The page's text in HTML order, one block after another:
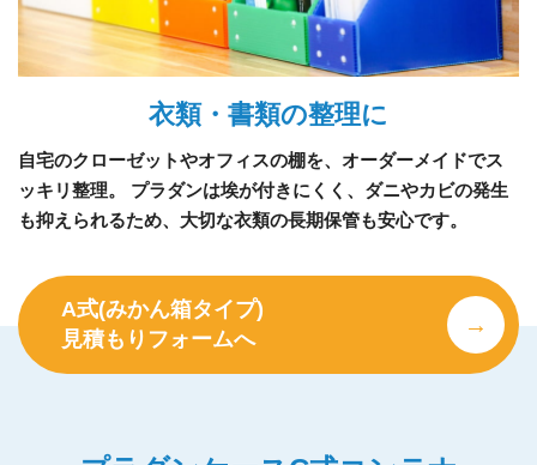
衣類・書類の整理に
自宅のクローゼットやオフィスの棚を、オーダーメイドでス
ッキリ整理。 プラダンは埃が付きにくく、ダニやカビの発生
も抑えられるため、大切な衣類の長期保管も安心です。
A式(みかん箱タイプ)
見積もりフォームへ